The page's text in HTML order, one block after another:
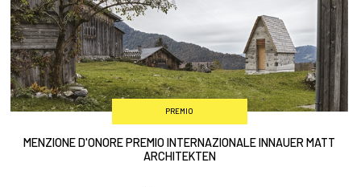
PREMIO
MENZIONE D'ONORE PREMIO INTERNAZIONALE INNAUER MATT
ARCHITEKTEN